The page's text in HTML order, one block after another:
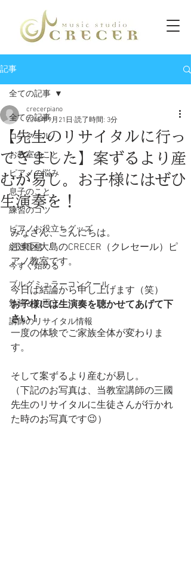
記事
全ての記事
コンクール
お教室のこと
ピアノの悩み
息子のこと
練習のコツ
ピアノお役立ちグッズ
絶対音感
今すぐ始める
ブルグミュラーコンクール
勉強との両立
講師のリサイタル情報
全ての記事
【先生のリサイタルに行っ
てきました】案ずるより産
むが易し。お子様にはぜひ
生演奏を！
crecerpiano
2018年9月21日 読了時間: 3分
みなさん、こんにちは。
江東区大島のCRECER（クレセール）ピ
アノ教室です。
今日は結論から申し上げます（笑）
お子様には生演奏を聴かせてあげて下
さい！
一度の体験でご家族全体が変わりま
す。
そして案ずるより産むが易し。
（下記のお写真は、当教室講師の三國
先生のリサイタルに生徒さんが行かれ
た時のお写真です😉）